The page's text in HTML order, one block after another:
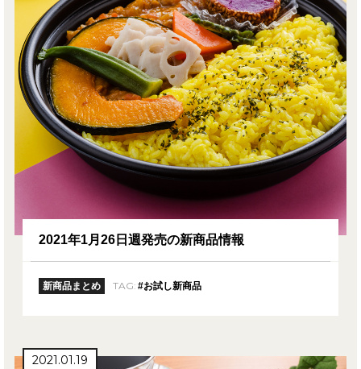
2021年1月26日週発売の新商品情報
新商品まとめ TAG: #お試し新商品
2021.01.19